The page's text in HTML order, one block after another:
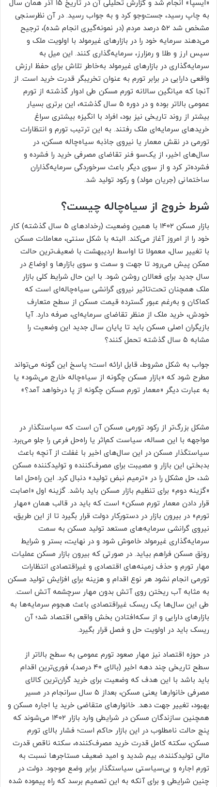
«ایسپا» انجام شد و گزارش تحلیلی آن در تاریخ ۱۵ آذر همان سال
به چاپ رسید، جست‌وجو کرد‌‌‌ و به جواب رسید. در آن نظرسنجی‌‌‌
مشخص شد ۵۲‌ درصد مردم (در نمونه‌‌‌گیری انجام شده)، ترجیح
می‌دهند سرمایه‌‌‌ خود را در بازارهای غیرمولد با اولویت ملک و
سپس ارز و طلا و رمزارز، سرمایه‌گذاری کنند. این میل به
سرمایه‌گذاری در بازارهای غیرمولد به‌خاطر تلاش برای حفظ ارزش
واقعی دارایی در برابر تورم به عنوان تخریبگر قدرت خرید است. از
آنجا که میانگین‌‌‌ سالانه تورم‌‌‌ مسکن طی ادوار‌‌‌ گذشته از تورم
عمومی بالاتر بوده و در دوره ۵ سال گذشته، این برتری بسیار
بیشتر از روند تاریخی نیز بود، افراد با انگیزه بیشتری سراغ
خریدهای سرمایه‌‌‌ای ملک رفتند. به این ترتیب تورم و انتظارات
تورمی در نقش معمار یا نیروی جاذبه سیاه‌‌‌چاله مسکن، در
سال‌های اخیر، از یک‌‌‌سو فنر تقاضای مصرفی خرید را فشرده و
فشرده‌‌‌تر‌‌‌ کرد‌‌‌ و از‌‌‌ سوی دیگر باعث سرخوردگی‌‌‌ سرمایه‌گذاران‌‌‌
ساختمانی (جریان مولد) و رکود تولید شد.
شرط خر‌‌‌وج از سیاه‌‌‌چاله چیست؟
بازار مسکن ۱۴۰۲ با همین‌‌‌ وضعیت (رخدادهای ۵ سال گذشته) کار
خود را از امروز‌‌‌ آغاز می‌کند. البته با شکل سنتی، معاملات مسکن
با تغییر سال، معمولا تا اواسط اردیبهشت با ضعیف‌‌‌ترین‌‌‌ حالت
ممکن پیش می‌رود تا جهت و سمت و سوی بازارها و اوضاع در
سال جدید برای فعالان روشن شود. با این حال شرایط کلی بازار
ملک همچنان تحت‌‌‌تاثیر نیروی گرانشی سیاه‌‌‌چاله‌‌‌ای است که
کماکان و به‌رغم عبور گسترده قیمت مسکن از سطح متعارف
خودش، خرید ملک از منظر تقاضای سرمایه‌‌‌ای، صرفه دارد. آیا
بازیگران اصلی مسکن باید تا پایان سال جدید این وضعیت را
مشابه ۵ سال گذشته تحمل کنند؟
جواب به شکل مشروط، قابل ارائه است؛ پاسخ این گونه می‌تواند
مطرح شود که «بازار مسکن چگونه از سیاه‌‌‌چاله خارج می‌شود» یا
به عبارت دیگر «معمار تورم مسکن چگونه از پا درخواهد آمد؟»
مشکل بزرگ‌تر از رکود تورمی مسکن آن است که سیاستگذار در
مواجهه با این مساله، سیاست کم‌‌‌اثر یا راه‌‌‌حل فرعی را جلو می‌‌‌برد.
سیاستگذار مسکن در این سال‌های اخیر با غفلت از آنچه باعث
بدبختی این بازار و مصیبت برای مصرف‌کننده و تولیدکننده مسکن
شد، حل مشکل را در «ترمیم‌‌‌ نبض تولید» دنبال کرد. این راه‌‌‌حل اما
«گزینه دوم» برای تنظیم بازار مسکن باید باشد. گزینه اول «اصابت
قرار دادن معمار تورم مسکن» است که باید در قالب همان «مهار
تورم» در بیرون بازار در دستور‌‌‌کار دولت قرار بگیرد تا از این طریق،
نیروی گرانشی سرمایه‌‌‌های مستعد تولید مسکن به سمت
سرمایه‌گذاری غیرمولد خاموش شود و در نهایت، بستر و شرایط
رونق مسکن فراهم بیاید. در صورتی که بیرون بازار مسکن عملیات
مهار تورم و حذف زمینه‌‌‌های اقتصادی و غیراقتصادی انتظارات
تورمی انجام نشود هر نوع اقدام و هزینه برای افزایش تولید مسکن
به مثابه آب ریختن روی آتش بدون مهار سرچشمه آتش است.
طی این سال‌ها یک ریسک غیراقتصادی باعث هجوم سرمایه‌‌‌ها به
بازارهای دارایی و از سکه‌‌‌افتادن بخش واقعی اقتصاد شد؛ آن
ریسک باید در اولویت حل و فصل قرار بگیرد.
در حوزه اقتصاد نیز مهار صعود تورم عمومی به سطح بالاتر از
سطح تاریخی چند دهه اخیر (بالای ۴۰ درصد)، فوری‌‌‌ترین‌‌‌ اقدام
باید باشد با این هدف که وضعیت برای خرید گران‌ترین‌‌‌ کالای
مصرفی خانوارها یعنی مسکن، بعداز ۵ سال سرانجام در مسیر
بهبود، تغییر جهت دهد. خانوارهای متقاضی خرید یا اجاره مسکن و
همچنین سازندگان مسکن در شرایطی وارد بازار ۱۴۰۲ می‌‌‌شوند که
پنج حالت نامطلوب در این بازار حاکم است؛ فشار بالای تورم
مسکن، سکته کامل قدرت خرید مصرف‌کننده، سکته ناقص قدرت
مالی تولیدکننده، بیم شدید و امید ضعیف مستاجرها نسبت به
تورم اجاره و بی‌‌‌سیاستی سیاستگذار برابر وضع ‌‌‌موجود. دولت در
چنین شرایطی و برای آنکه به این تصمیم برسد که راه پیموده‌‌‌ شده